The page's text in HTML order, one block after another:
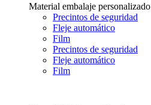
Material embalaje personalizado
Precintos de seguridad
Fleje automático
Film
Precintos de seguridad
Fleje automático
Film